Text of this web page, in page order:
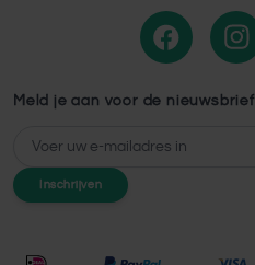
Meld je aan voor de nieuwsbrief
E-mailadres
Inschrijven